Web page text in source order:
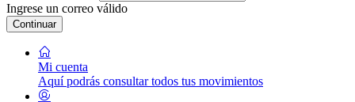
Ingrese un correo válido
Continuar
Mi cuenta
Aquí podrás consultar todos tus movimientos